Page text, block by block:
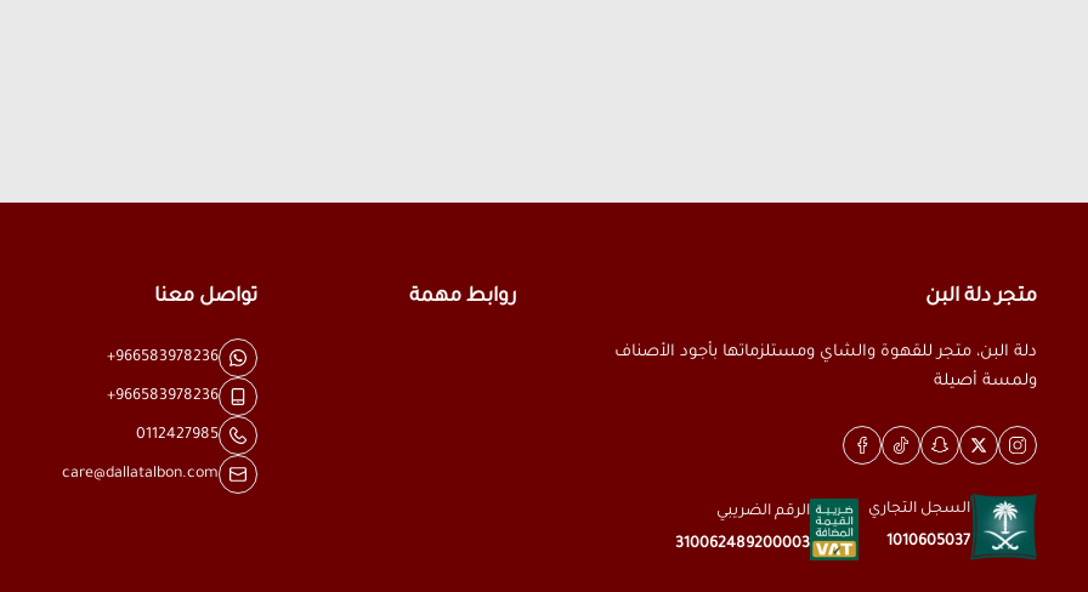
متجر دلة البن
دلة البن، متجر للقهوة والشاي ومستلزماتها بأجود الأصناف
ولمسة أصيلة
السجل التجاري
1010605037
الرقم الضريبي
310062489200003
روابط مهمة تواصل معنا
+966583978236
+966583978236
0112427985
care@dallatalbon.com